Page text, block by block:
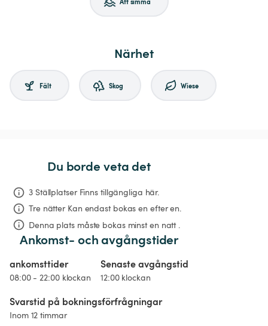
Närhet
Fält Skog Wiese
Du borde veta det
3 Ställplatser Finns tillgängliga här.
Tre nätter Kan endast bokas en efter en.
Denna plats måste bokas minst en natt .
Ankomst- och avgångstider
ankomsttider
08:00 - 22:00 klockan
Senaste avgångstid
12:00 klockan
Svarstid på bokningsförfrågningar
Inom 12 timmar